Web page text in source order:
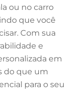
ou no carro
que você
Com sua
e
em
do que um
para o seu